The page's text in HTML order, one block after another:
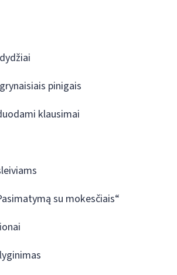
pinigais
klausimai
su mokesčiais“